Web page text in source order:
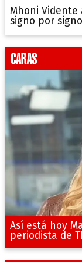
Mhoni
signo por
Así está hoy
periodista de